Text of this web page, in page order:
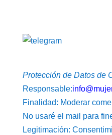
Protección de Datos de
Responsable:
Finalidad: Moderar
No usaré el mail para
Legitimación: